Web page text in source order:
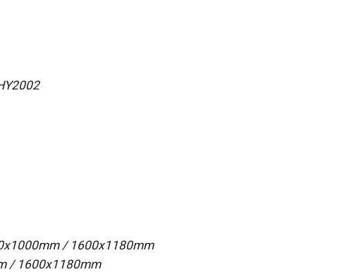
/ 1600x1180mm
/ 1600x1180mm